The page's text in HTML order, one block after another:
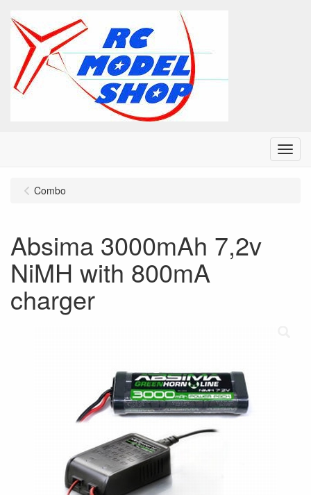
Menu
Combo
Absima 3000mAh 7,2v
NiMH with 800mA
charger